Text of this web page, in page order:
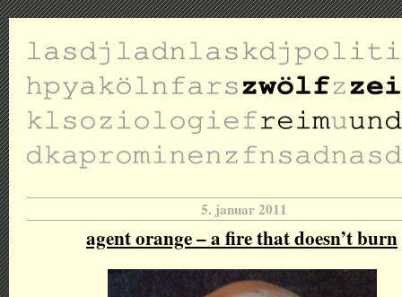
5. januar 2011
agent orange – a fire that doesn’t burn